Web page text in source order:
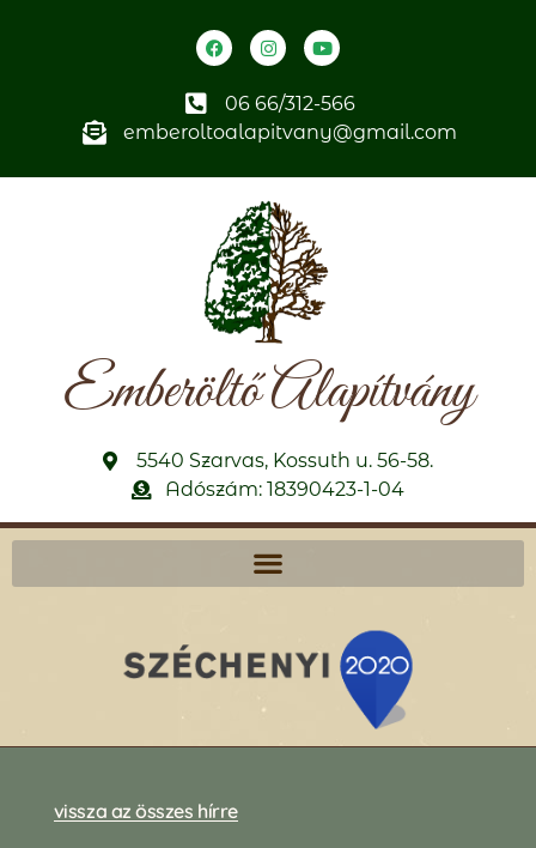
06 66/312-566
emberoltoalapitvany@gmail.com
Emberöltő Alapítvány
5540 Szarvas, Kossuth u. 56-58.
Adószám: 18390423-1-04
vissza az összes hírre